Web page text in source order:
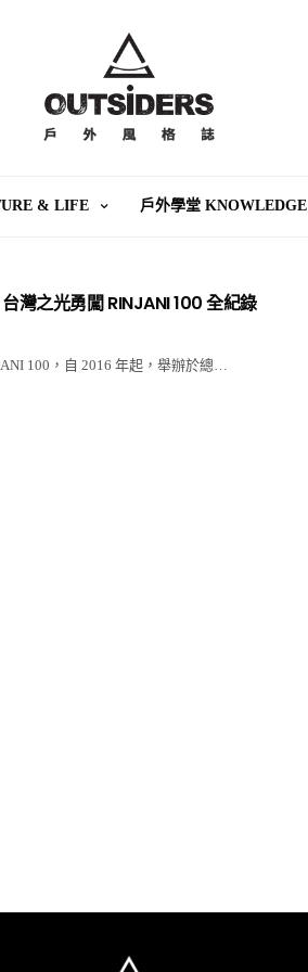
& LIFE 戶外學堂 KNOWLEDGE
灣之光勇闖 RINJANI 100 全紀錄
100，自 2016 年起，舉辦於總…